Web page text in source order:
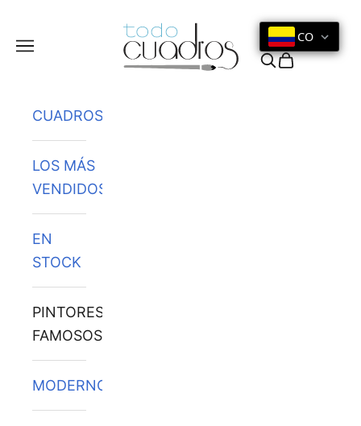
Menú
CO
Buscar
Cesta
CUADROS
LOS MÁS
VENDIDOS
EN
STOCK
PINTORES
FAMOSOS
MODERNOS